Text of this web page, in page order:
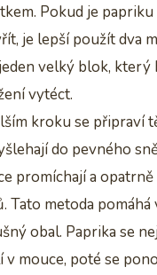
Pokud je
je lepší použít dva
velký blok, který
vytéct.
kroku se připraví
do pevného
promíchají a opatrně
Tato metoda
obal. Paprika se
v mouce, poté se